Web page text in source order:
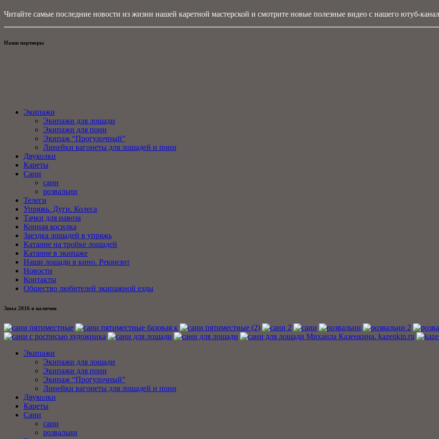
Читайте самые последние новости из жизни нашей каретной мастерской и смотрите новые полезные видео с нашего ютуб-
Наши партнеры
Экипажи
Экипажи для лошади
Экипажи для пони
Экипаж “Прогулочный”
Линейки вагонеты для лошадей и пони
Двуколки
Кареты
Сани
сани
розвальни
Телеги
Упряжь. Дуги. Колеса
Тачки для навоза
Конная косилка
Заездка лошадей в упряжь
Катание на тройке лошадей
Катание в экипаже
Наши лошади в кино. Реквизит
Новости
Контакты
Общество любителей экипажной езды
Зима 2016 в наличии
Экипажи
Экипажи для лошади
Экипажи для пони
Экипаж “Прогулочный”
Линейки вагонеты для лошадей и пони
Двуколки
Кареты
Сани
сани
розвальни